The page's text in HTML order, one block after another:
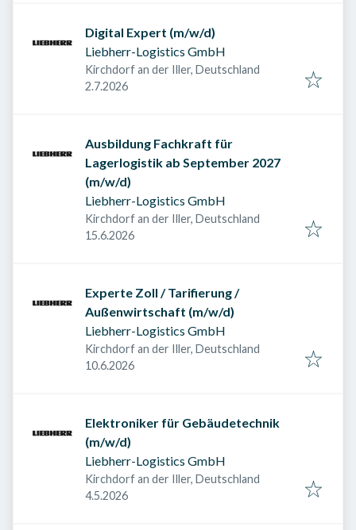
Digital Expert (m/w/d)
Liebherr-Logistics GmbH
Kirchdorf an der Iller, Deutschland
Veröffentlicht am
2.7.2026
Ausbildung Fachkraft für
Lagerlogistik ab September 2027
(m/w/d)
Liebherr-Logistics GmbH
Kirchdorf an der Iller, Deutschland
Veröffentlicht am
15.6.2026
Experte Zoll / Tarifierung /
Außenwirtschaft (m/w/d)
Liebherr-Logistics GmbH
Kirchdorf an der Iller, Deutschland
Veröffentlicht am
10.6.2026
Elektroniker für Gebäudetechnik
(m/w/d)
Liebherr-Logistics GmbH
Kirchdorf an der Iller, Deutschland
Veröffentlicht am
4.5.2026